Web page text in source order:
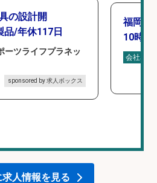
の設計開
品/年休117日
ーツライフプラネッ
sponsored by 求人ボックス
福岡「
10時間
会社名
求人情報を見る